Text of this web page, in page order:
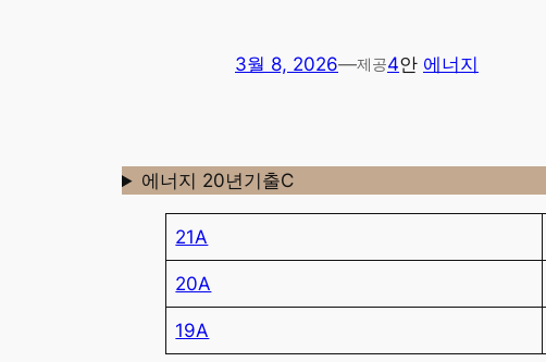
3월 8, 2026—제공4안 에너지
에너지 20년기출C
21A
20A
19A